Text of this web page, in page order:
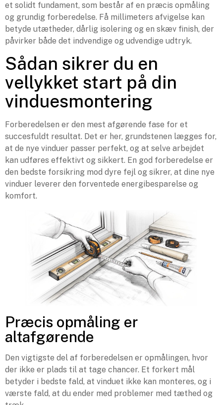
et solidt fundament, som består af en præcis opmåling
og grundig forberedelse. Få millimeters afvigelse kan
betyde utætheder, dårlig isolering og en skæv finish, der
påvirker både det indvendige og udvendige udtryk.
Sådan sikrer du en
vellykket start på din
vinduesmontering
Forberedelsen er den mest afgørende fase for et
succesfuldt resultat. Det er her, grundstenen lægges for,
at de nye vinduer passer perfekt, og at selve arbejdet
kan udføres effektivt og sikkert. En god forberedelse er
den bedste forsikring mod dyre fejl og sikrer, at dine nye
vinduer leverer den forventede energibesparelse og
komfort.
Præcis opmåling er
altafgørende
Den vigtigste del af forberedelsen er opmålingen, hvor
der ikke er plads til at tage chancer. Et forkert mål
betyder i bedste fald, at vinduet ikke kan monteres, og i
værste fald, at du ender med problemer med tæthed og